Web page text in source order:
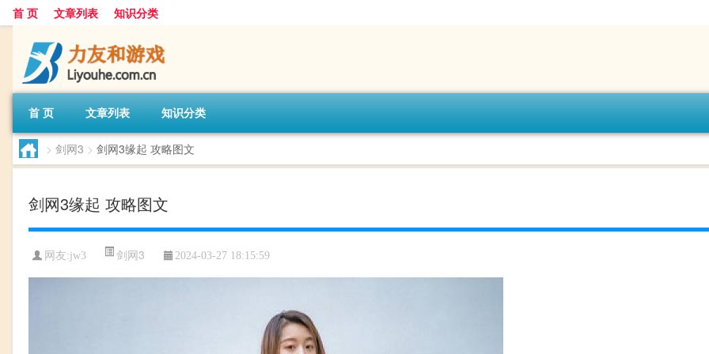
首 页 文章列表 知识分类
首 页 文章列表 知识分类
> 剑网3 > 剑网3缘起 攻略图文
剑网3缘起 攻略图文
网友:jw3 剑网3 2024-03-27 18:15:59